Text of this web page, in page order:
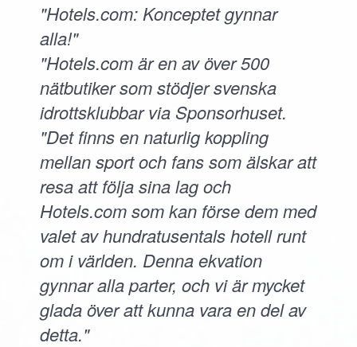
"Hotels.com: Konceptet gynnar
alla!"
"Hotels.com är en av över 500
nätbutiker som stödjer svenska
idrottsklubbar via Sponsorhuset.
"Det finns en naturlig koppling
mellan sport och fans som älskar att
resa att följa sina lag och
Hotels.com som kan förse dem med
valet av hundratusentals hotell runt
om i världen. Denna ekvation
gynnar alla parter, och vi är mycket
glada över att kunna vara en del av
detta."